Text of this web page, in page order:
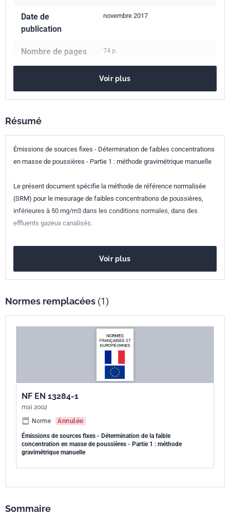
Date de
publication
novembre 2017
Nombre de pages 74 p.
Codes ICS
13.040.40
classement
Parenté
européenne
EN 13284-1:2017
Voir plus
Résumé
Émissions de sources fixes - Détermination de faibles concentrations
en masse de poussières - Partie 1 : méthode gravimétrique manuelle
Le présent document spécifie la méthode de référence normalisée
(SRM) pour le mesurage de faibles concentrations de poussières,
inférieures à 50 mg/m3 dans les conditions normales, dans des
effluents gazeux canalisés.
Voir plus
Normes remplacées (1)
NF EN 13284-1
mai 2002
Norme
Annulée
Émissions de sources fixes - Détermination de la faible
concentration en masse de poussières - Partie 1 : méthode
gravimétrique manuelle
Sommaire